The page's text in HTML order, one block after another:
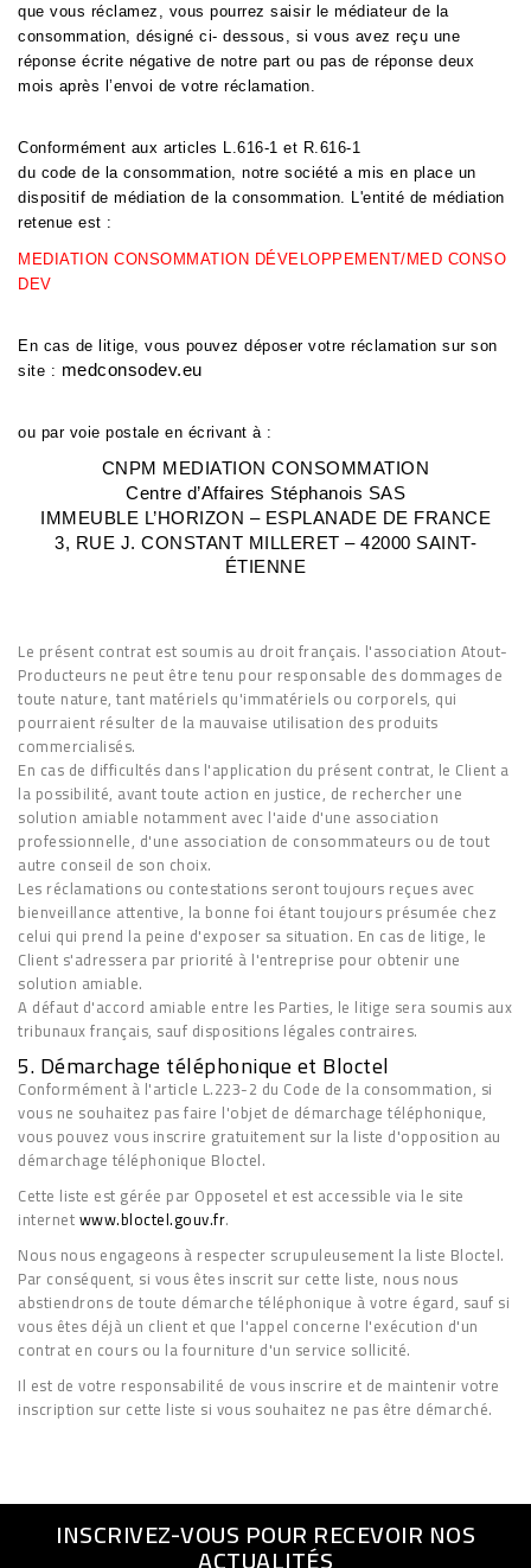
que vous réclamez, vous pourrez saisir le médiateur de la
consommation, désigné ci- dessous, si vous avez reçu une
réponse écrite négative de notre part ou pas de réponse deux
mois après l’envoi de votre réclamation.
Conformément aux articles L.616-1 et R.616-1
du code de la consommation, notre société a mis en place un
dispositif de médiation de la consommation. L'entité de médiation
retenue est :
MEDIATION CONSOMMATION DÉVELOPPEMENT/MED CONSO
DEV
En cas de litige, vous pouvez déposer votre réclamation sur son
site : medconsodev.eu
ou par voie postale en écrivant à :
CNPM MEDIATION CONSOMMATION
Centre d’Affaires Stéphanois SAS
IMMEUBLE L’HORIZON – ESPLANADE DE FRANCE
3, RUE J. CONSTANT MILLERET – 42000 SAINT-
ÉTIENNE
Le présent contrat est soumis au droit français. l'association Atout-
Producteurs ne peut être tenu pour responsable des dommages de
toute nature, tant matériels qu'immatériels ou corporels, qui
pourraient résulter de la mauvaise utilisation des produits
commercialisés.
En cas de difficultés dans l'application du présent contrat, le Client a
la possibilité, avant toute action en justice, de rechercher une
solution amiable notamment avec l'aide d'une association
professionnelle, d'une association de consommateurs ou de tout
autre conseil de son choix.
Les réclamations ou contestations seront toujours reçues avec
bienveillance attentive, la bonne foi étant toujours présumée chez
celui qui prend la peine d'exposer sa situation. En cas de litige, le
Client s'adressera par priorité à l'entreprise pour obtenir une
solution amiable.
A défaut d'accord amiable entre les Parties, le litige sera soumis aux
tribunaux français, sauf dispositions légales contraires.
5. Démarchage téléphonique et Bloctel
Conformément à l'article L.223-2 du Code de la consommation, si
vous ne souhaitez pas faire l'objet de démarchage téléphonique,
vous pouvez vous inscrire gratuitement sur la liste d'opposition au
démarchage téléphonique Bloctel.
Cette liste est gérée par Opposetel et est accessible via le site
internetwww.bloctel.gouv.fr.
Nous nous engageons à respecter scrupuleusement la liste Bloctel.
Par conséquent, si vous êtes inscrit sur cette liste, nous nous
abstiendrons de toute démarche téléphonique à votre égard, sauf si
vous êtes déjà un client et que l'appel concerne l'exécution d'un
contrat en cours ou la fourniture d'un service sollicité.
Il est de votre responsabilité de vous inscrire et de maintenir votre
inscription sur cette liste si vous souhaitez ne pas être démarché.
INSCRIVEZ-VOUS POUR RECEVOIR NOS